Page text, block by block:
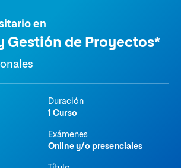
en
Gestión de Proyectos*
Duración
1 Curso
Exámenes
Online y/o presenciales